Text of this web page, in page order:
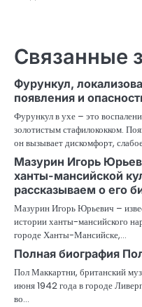
Связанные
Фурункул,
появления и
Фурункул в ухе – это
золотистым стафилококком.
он вызывает дискомфорт,
Мазурин Игорь
ханты-мансийской
рассказываем о его
Мазурин Игорь Юрьевич –
истории ханты-мансийского
городе Ханты-Мансийске,…
Полная биография
Пол Маккартни, британский
июня 1942 года в городе
во…